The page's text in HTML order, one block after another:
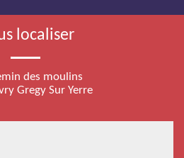
localiser
des moulins
Gregy Sur Yerre